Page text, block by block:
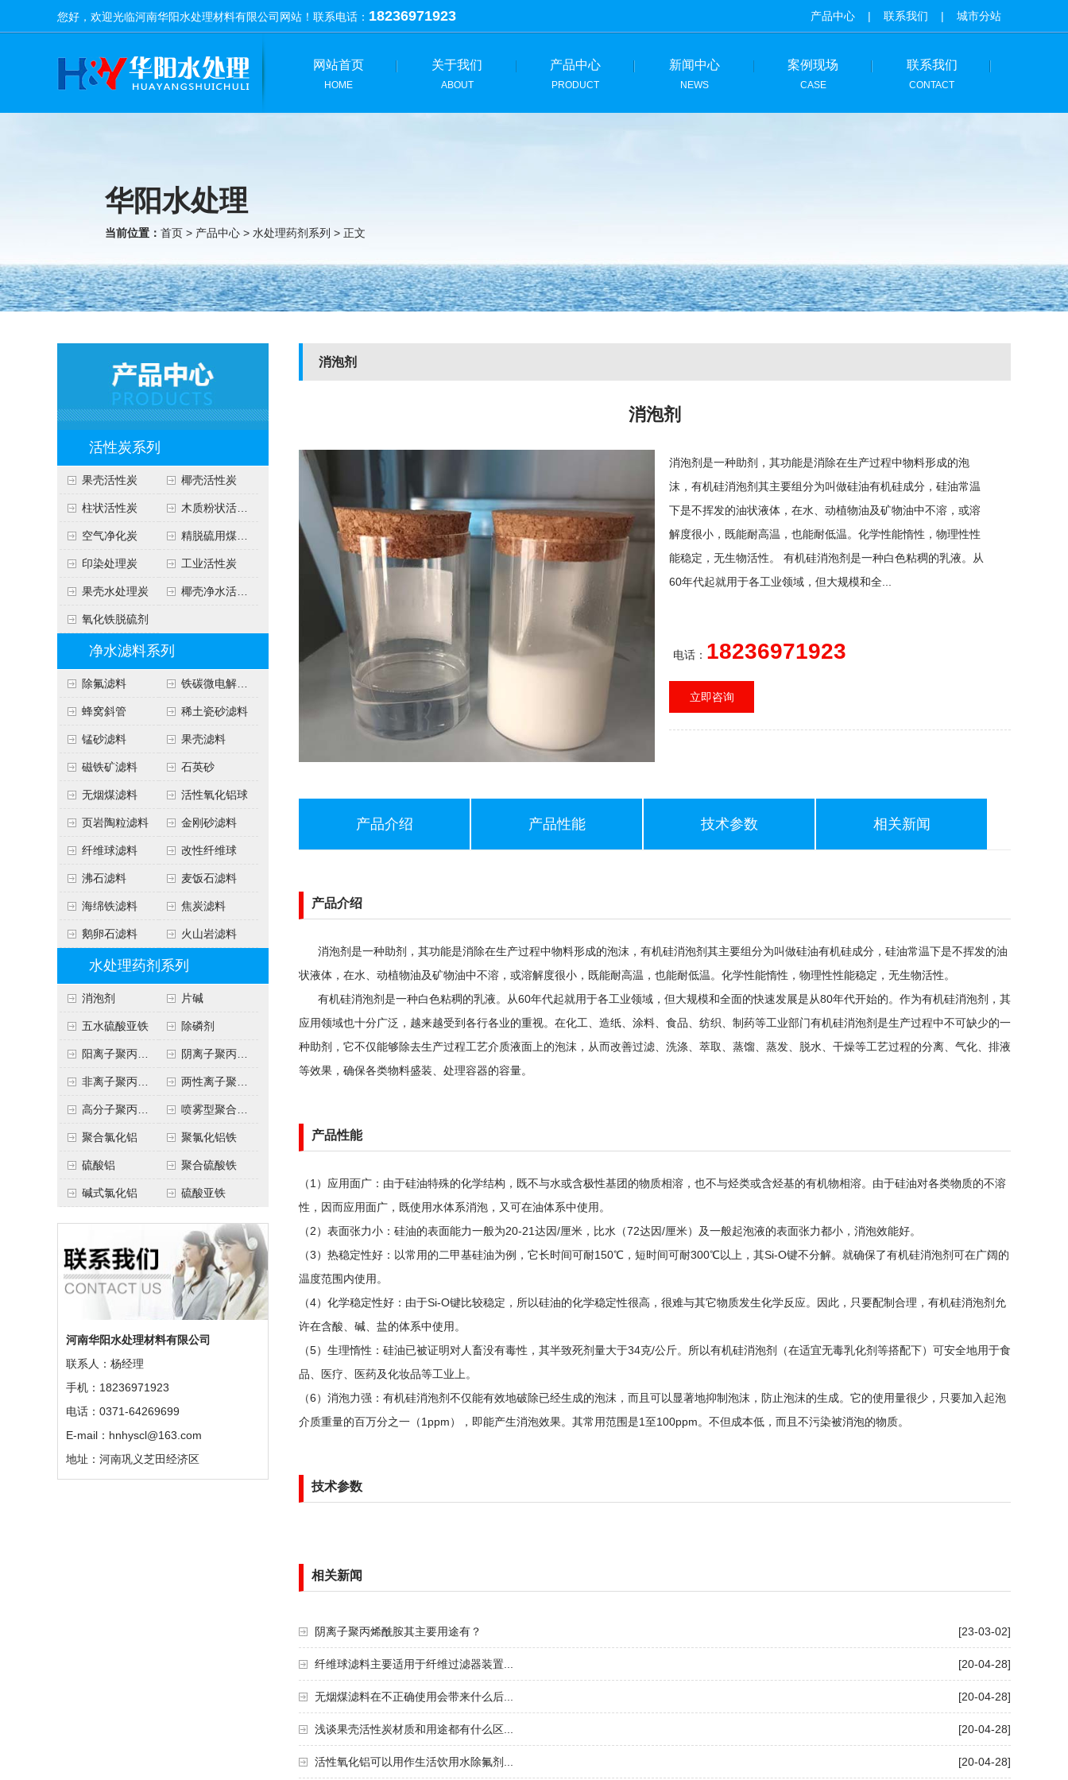
您好，欢迎光临河南华阳水处理材料有限公司网站！联系电话： 18236971923 产品中心 | 联系我们 | 城市分站
网站首页
HOME
关于我们
ABOUT
产品中心
PRODUCT
新闻中心
NEWS
案例现场
CASE
联系我们
CONTACT
华阳水处理
当前位置： 首页 > 产品中心 > 水处理药剂系列 > 正文
活性炭系列
果壳活性炭 椰壳活性炭
柱状活性炭 木质粉状活性炭
空气净化炭 精脱硫用煤质炭
印染处理炭 工业活性炭
果壳水处理炭 椰壳净水活性炭
氧化铁脱硫剂
净水滤料系列
除氟滤料 铁碳微电解填料
蜂窝斜管 稀土瓷砂滤料
锰砂滤料 果壳滤料
磁铁矿滤料 石英砂
无烟煤滤料 活性氧化铝球
页岩陶粒滤料 金刚砂滤料
纤维球滤料 改性纤维球
沸石滤料 麦饭石滤料
海绵铁滤料 焦炭滤料
鹅卵石滤料 火山岩滤料
水处理药剂系列
消泡剂 片碱
五水硫酸亚铁 除磷剂
阳离子聚丙烯酰胺 阴离子聚丙烯酰胺
非离子聚丙烯酰胺
高分子聚丙烯酰胺
聚合氯化铝 聚氯化铝铁
硫酸铝 聚合硫酸铁
碱式氯化铝 硫酸亚铁
河南华阳水处理材料有限公司
联系人：杨经理
手机：18236971923
电话：0371-64269699
E-mail：hnhyscl@163.com
地址：河南巩义芝田经济区
消泡剂
消泡剂
消泡剂是一种助剂，其功能是消除在生产过程中物料形成的泡
沫，有机硅消泡剂其主要组分为叫做硅油有机硅成分，硅油常温
下是不挥发的油状液体，在水、动植物油及矿物油中不溶，或溶
解度很小，既能耐高温，也能耐低温。化学性能惰性，物理性性
能稳定，无生物活性。 有机硅消泡剂是一种白色粘稠的乳液。从
60年代起就用于各工业领域，但大规模和全...
电话： 18236971923
立即咨询
产品介绍 产品性能 技术参数 相关新闻
产品介绍
消泡剂是一种助剂，其功能是消除在生产过程中物料形成的泡沫，有机硅消泡剂其主要组分为叫做硅油有机硅成分，硅油常温下是不挥发的油
状液体，在水、动植物油及矿物油中不溶，或溶解度很小，既能耐高温，也能耐低温。化学性能惰性，物理性性能稳定，无生物活性。
有机硅消泡剂是一种白色粘稠的乳液。从60年代起就用于各工业领域，但大规模和全面的快速发展是从80年代开始的。作为有机硅消泡剂，其
应用领域也十分广泛，越来越受到各行各业的重视。在化工、造纸、涂料、食品、纺织、制药等工业部门有机硅消泡剂是生产过程中不可缺少的一
种助剂，它不仅能够除去生产过程工艺介质液面上的泡沫，从而改善过滤、洗涤、萃取、蒸馏、蒸发、脱水、干燥等工艺过程的分离、气化、排液
等效果，确保各类物料盛装、处理容器的容量。
产品性能
（1）应用面广：由于硅油特殊的化学结构，既不与水或含极性基团的物质相溶，也不与烃类或含烃基的有机物相溶。由于硅油对各类物质的不溶
性，因而应用面广，既使用水体系消泡，又可在油体系中使用。
（2）表面张力小：硅油的表面能力一般为20-21达因/厘米，比水（72达因/厘米）及一般起泡液的表面张力都小，消泡效能好。
（3）热稳定性好：以常用的二甲基硅油为例，它长时间可耐150℃，短时间可耐300℃以上，其Si-O键不分解。就确保了有机硅消泡剂可在广阔的
温度范围内使用。
（4）化学稳定性好：由于Si-O键比较稳定，所以硅油的化学稳定性很高，很难与其它物质发生化学反应。因此，只要配制合理，有机硅消泡剂允
许在含酸、碱、盐的体系中使用。
（5）生理惰性：硅油已被证明对人畜没有毒性，其半致死剂量大于34克/公斤。所以有机硅消泡剂（在适宜无毒乳化剂等搭配下）可安全地用于食
品、医疗、医药及化妆品等工业上。
（6）消泡力强：有机硅消泡剂不仅能有效地破除已经生成的泡沫，而且可以显著地抑制泡沫，防止泡沫的生成。它的使用量很少，只要加入起泡
介质重量的百万分之一（1ppm），即能产生消泡效果。其常用范围是1至100ppm。不但成本低，而且不污染被消泡的物质。
技术参数
相关新闻
[23-03-02]
阴离子聚丙烯酰胺其主要用途有？
[20-04-28]
纤维球滤料主要适用于纤维过滤器装置...
[20-04-28]
无烟煤滤料在不正确使用会带来什么后...
[20-04-28]
浅谈果壳活性炭材质和用途都有什么区...
[20-04-28]
活性氧化铝可以用作生活饮用水除氟剂...